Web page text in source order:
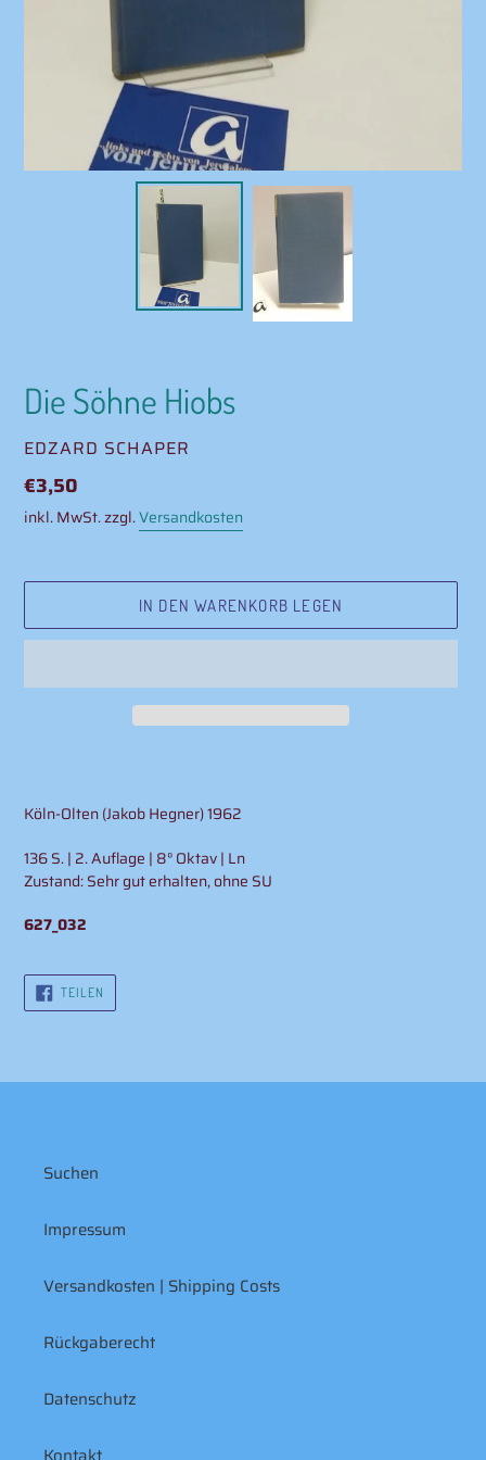
Die Söhne Hiobs
VERKÄUFER
EDZARD SCHAPER
Normaler
Preis
€3,50
inkl. MwSt. zzgl.Versandkosten
IN DEN WARENKORB LEGEN
zum
Warenkorb
hinzugefügt
Köln-Olten (Jakob Hegner)1962
136 S. | 2. Auflage | 8° Oktav | Ln
Zustand: Sehr gut erhalten, ohne SU
627_032
TEILEN
TEILEN
Suchen
Impressum
Versandkosten | Shipping Costs
Rückgaberecht
Datenschutz